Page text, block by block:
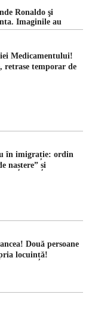
Ronaldo şi
Imaginile au
Medicamentului!
retrase temporar de
în imigrație: ordin
naștere” și
Două persoane
locuință!